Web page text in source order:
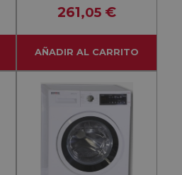
261,05 €
AÑADIR AL CARRITO